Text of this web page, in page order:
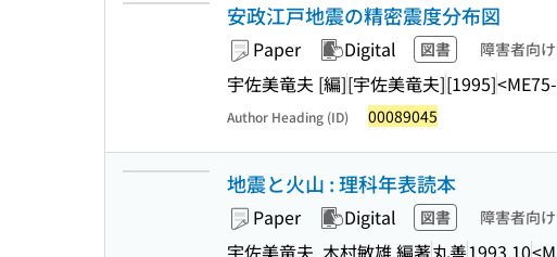
安政江戸地震の精密震度分布図
Paper Digital 図書 障害者向
宇佐美竜夫 [編][宇佐美竜夫][1995]
Author Heading (ID) 00089045
地震と火山 : 理科年表読本
Paper Digital 図書 障害者向
宇佐美竜夫, 木村敏雄 編著丸善1993.10